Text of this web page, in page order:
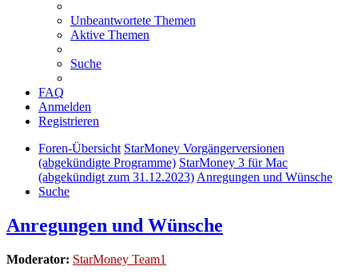
Unbeantwortete Themen
Aktive Themen
Suche
FAQ
Anmelden
Registrieren
Foren-Übersicht StarMoney Vorgängerversionen
(abgekündigte Programme) StarMoney 3 für Mac
(abgekündigt zum 31.12.2023)Anregungen und Wünsche
Suche
Anregungen und Wünsche
Moderator: StarMoney Team1